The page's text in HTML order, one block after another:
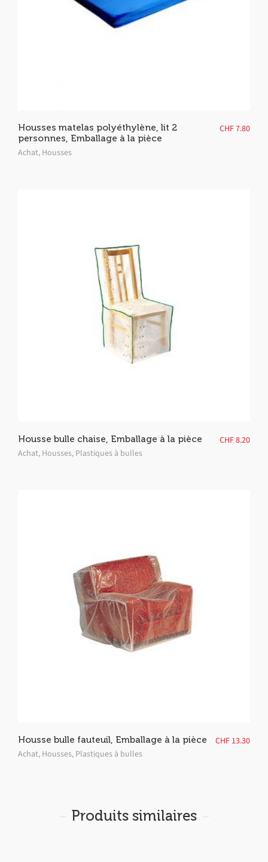
Housses matelas polyéthylène, lit 2
personnes, Emballage à la pièce
Achat, Housses
CHF7.80
Housse bulle chaise, Emballage à la pièce
Achat, Housses, Plastiques à bulles
CHF8.20
Housse bulle fauteuil, Emballage à la pièce
Achat, Housses, Plastiques à bulles
CHF 13.30
Produits similaires